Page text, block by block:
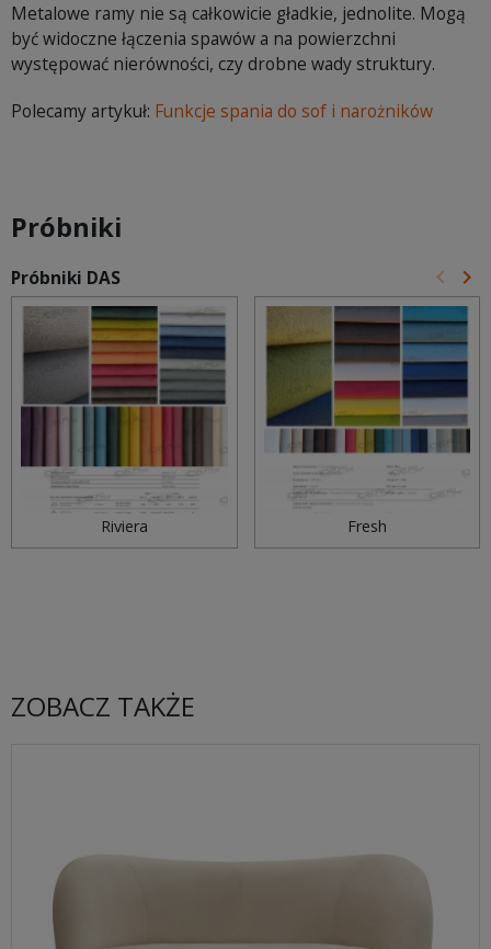
Metalowe ramy nie są całkowicie gładkie, jednolite. Mogą
być widoczne łączenia spawów a na powierzchni
występować nierówności, czy drobne wady struktury.
Polecamy artykuł: Funkcje spania do sof i narożników
Próbniki
Próbniki DAS keyboard_arrow_left keyboard_arrow_right
Riviera Fresh
ZOBACZ TAKŻE